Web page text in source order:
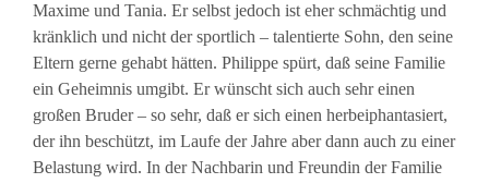
Maxime und Tania. Er selbst jedoch ist eher schmächtig und
kränklich und nicht der sportlich – talentierte Sohn, den seine
Eltern gerne gehabt hätten. Philippe spürt, daß seine Familie
ein Geheimnis umgibt. Er wünscht sich auch sehr einen
großen Bruder – so sehr, daß er sich einen herbeiphantasiert,
der ihn beschützt, im Laufe der Jahre aber dann auch zu einer
Belastung wird. In der Nachbarin und Freundin der Familie